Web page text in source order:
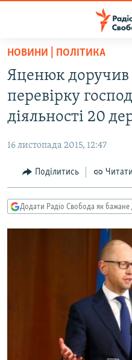
Перейти
основного
матеріалу
Перейти
до
основної
Перейти
до
пошуку
ВСЕ ЗА ДОБУ
СТАТТІ
ЕКОНОМІКА
СУСПІЛЬСТВО
РОСІЙСЬКА «ФІЛЬТРАЦІЯ»
ДОНБАС.РЕАЛІЇ
ТИ ЯК?
СПЕЦПРОЄКТИ
ПОДКАСТИ
НОВИНИ | ПОЛІТИКА
Яценюк доручив
перевірку
діяльності 20
16 листопада 2015, 12:47
Поділитись
Додати Радіо Свобода як бажане